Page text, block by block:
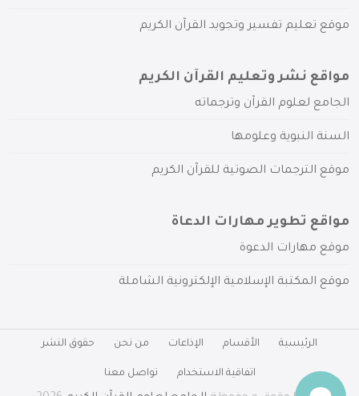
موقع تعليم تفسير وتجويد القرآن الكريم
مواقع نشر وتعليم القرآن الكريم
الجامع لعلوم القرآن وترجماته
السنة النبوية وعلومها
موقع الترجمات الصوتية للقرآن الكريم
مواقع تطوير مهارات الدعاة
موقع مهارات الدعوة
موقع المكتبة الإسلامية الإلكترونية الشاملة
الرئيسية الأقسام الإذاعات من نحن حقوق النشر
اتفاقية الاستخدام تواصل معنا